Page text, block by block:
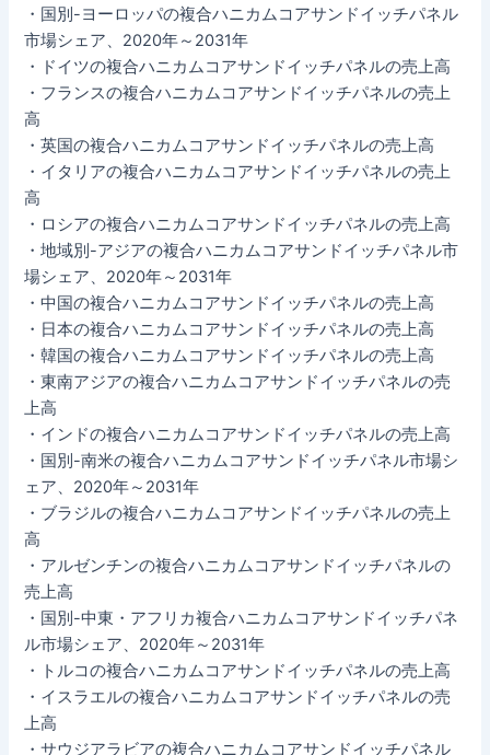
・国別-ヨーロッパの複合ハニカムコアサンドイッチパネル
市場シェア、2020年～2031年
・ドイツの複合ハニカムコアサンドイッチパネルの売上高
・フランスの複合ハニカムコアサンドイッチパネルの売上
高
・英国の複合ハニカムコアサンドイッチパネルの売上高
・イタリアの複合ハニカムコアサンドイッチパネルの売上
高
・ロシアの複合ハニカムコアサンドイッチパネルの売上高
・地域別-アジアの複合ハニカムコアサンドイッチパネル市
場シェア、2020年～2031年
・中国の複合ハニカムコアサンドイッチパネルの売上高
・日本の複合ハニカムコアサンドイッチパネルの売上高
・韓国の複合ハニカムコアサンドイッチパネルの売上高
・東南アジアの複合ハニカムコアサンドイッチパネルの売
上高
・インドの複合ハニカムコアサンドイッチパネルの売上高
・国別-南米の複合ハニカムコアサンドイッチパネル市場シ
ェア、2020年～2031年
・ブラジルの複合ハニカムコアサンドイッチパネルの売上
高
・アルゼンチンの複合ハニカムコアサンドイッチパネルの
売上高
・国別-中東・アフリカ複合ハニカムコアサンドイッチパネ
ル市場シェア、2020年～2031年
・トルコの複合ハニカムコアサンドイッチパネルの売上高
・イスラエルの複合ハニカムコアサンドイッチパネルの売
上高
・サウジアラビアの複合ハニカムコアサンドイッチパネル